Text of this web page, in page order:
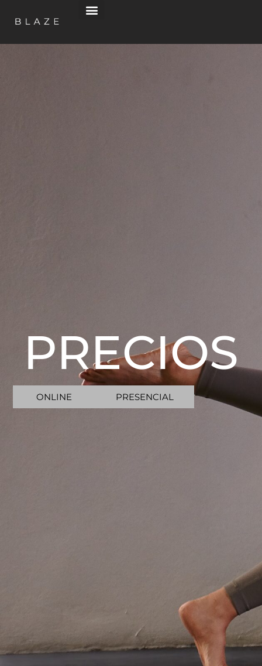
PRECIOS
ONLINE PRESENCIAL